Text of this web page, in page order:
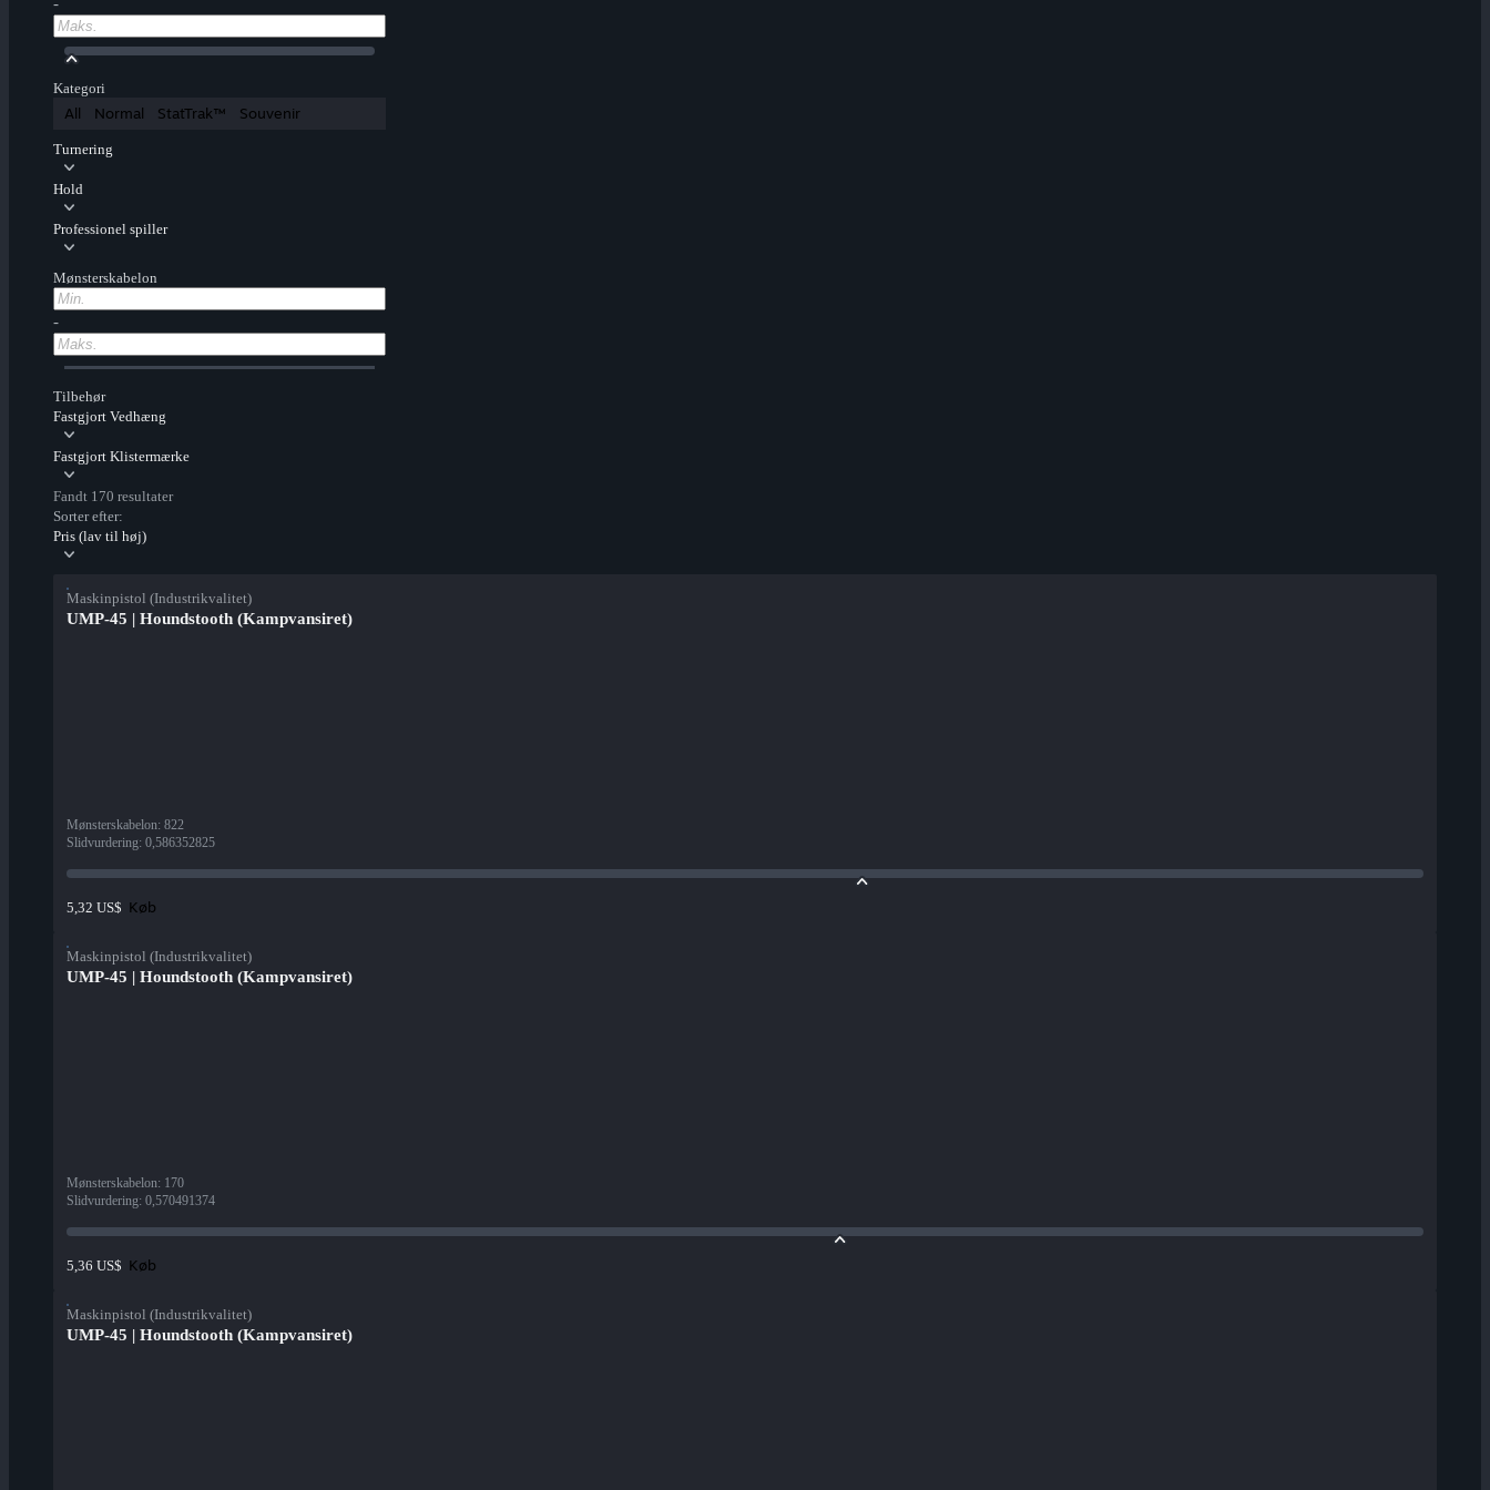
Kategori
All Normal StatTrak™ Souvenir
Turnering
Hold
Professionel spiller
Mønsterskabelon
-
Tilbehør
Fastgjort Vedhæng
Fastgjort Klistermærke
Fandt 170 resultater
Sorter efter:
Pris (lav til høj)
Maskinpistol (Industrikvalitet)
UMP-45 | Houndstooth (Kampvansiret)
Mønsterskabelon: 822
Slidvurdering: 0,586352825
5,32 US$ Køb
Maskinpistol (Industrikvalitet)
UMP-45 | Houndstooth (Kampvansiret)
Mønsterskabelon: 170
Slidvurdering: 0,570491374
5,36 US$ Køb
Maskinpistol (Industrikvalitet)
UMP-45 | Houndstooth (Kampvansiret)